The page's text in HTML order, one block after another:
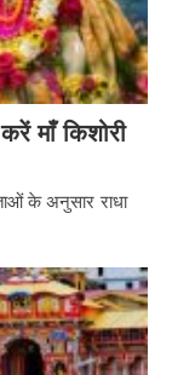
माँ किशोरी
के अनुसार राधा